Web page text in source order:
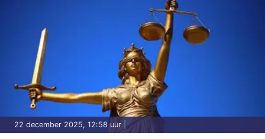
22 december 2025, 12:58 uur